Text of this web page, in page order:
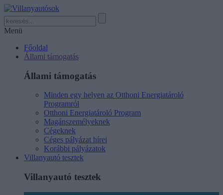
Menü
Főoldal
Állami támogatás
Állami támogatás
Minden egy helyen az Otthoni Energiatároló
Programról
Otthoni Energiatároló Program
Magánszemélyeknek
Cégeknek
Céges pályázat hírei
Korábbi pályázatok
Villanyautó tesztek
Villanyautó tesztek